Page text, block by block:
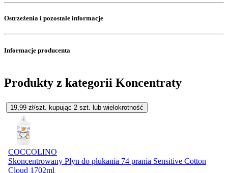
Ostrzeżenia i pozostałe informacje
Informacje producenta
Produkty z kategorii Koncentraty
19,99 zł/szt. kupując 2 szt. lub wielokrotność
COCCOLINO
Skoncentrowany Płyn do płukania 74 prania Sensitive Cotton
Cloud 1702ml